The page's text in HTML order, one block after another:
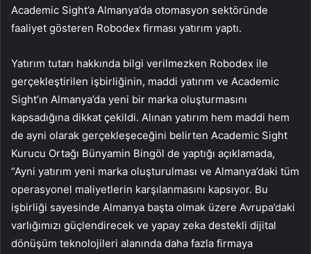
Academic Sight’a Almanya’da otomasyon sektöründe
faaliyet gösteren Robodex firması yatırım yaptı.
Yatırım tutarı hakkında bilgi verilmezken Robodex ile
gerçekleştirilen işbirliğinin, maddi yatırım ve Academic
Sight’ın Almanya’da yeni bir marka oluşturmasını
kapsadığına dikkat çekildi. Alınan yatırım hem maddi hem
de ayni olarak gerçekleşeceğini belirten Academic Sight
Kurucu Ortağı Bünyamin Bingöl de yaptığı açıklamada,
“Ayni yatırım yeni marka oluşturulması ve Almanya’daki tüm
operasyonel maliyetlerin karşılanmasını kapsıyor. Bu
işbirliği sayesinde Almanya başta olmak üzere Avrupa’daki
varlığımızı güçlendirecek ve yapay zeka destekli dijital
dönüşüm teknolojileri alanında daha fazla firmaya